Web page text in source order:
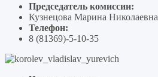
Председатель комиссии:
Кузнецова Марина Николаевна
Телефон:
8 (81369)-5-10-35